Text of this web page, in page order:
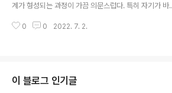
계가 형성되는 과정이 가끔 의문스럽다. 특히 자기가 바
다. 반대로 정말로 괜찮은 짝을 찾았다면 상대방에게 진정
사람들이 잘 모르고 있기 때문이다. 그래서 훌륭한 남자가
어떤 행동으로 좋은 관계를 유지하는지에 대해 써보았다.
0 0 2022. 7. 2.
이 블로그 인기글